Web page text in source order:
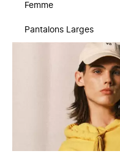
Femme
Pantalons Larges